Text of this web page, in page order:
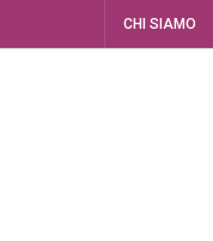
CHI SIAMO